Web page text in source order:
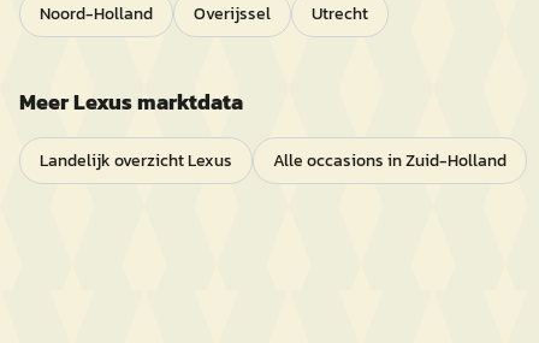
Noord-Holland
Overijssel Utrecht
MeerLexusmarktdata
Landelijk overzichtLexus Alle occasions inZuid-Holland